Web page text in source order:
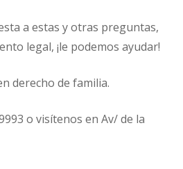
a estas y otras preguntas,
legal, ¡le podemos ayudar!
derecho de familia.
o visítenos en Av/ de la